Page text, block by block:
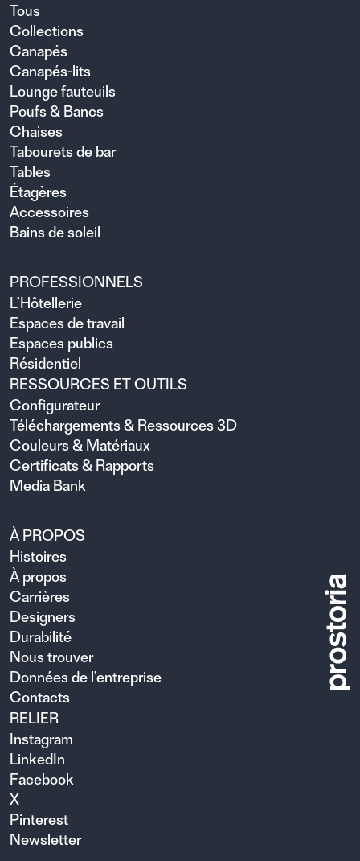
Tous
Collections
Canapés
Canapés-lits
Lounge fauteuils
Poufs & Bancs
Chaises
Tabourets de bar
Tables
Étagères
Accessoires
Bains de soleil
PROFESSIONNELS
L’Hôtellerie
Espaces de travail
Espaces publics
Résidentiel
RESSOURCES ET OUTILS
Configurateur
Téléchargements & Ressources 3D
Couleurs & Matériaux
Certificats & Rapports
Media Bank
À PROPOS
Histoires
À propos
Carrières
Designers
Durabilité
Nous trouver
Données de l’entreprise
Contacts
RELIER
Instagram
LinkedIn
Facebook
X
Pinterest
Newsletter